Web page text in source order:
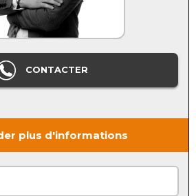
CONTACTER
plus d'informations